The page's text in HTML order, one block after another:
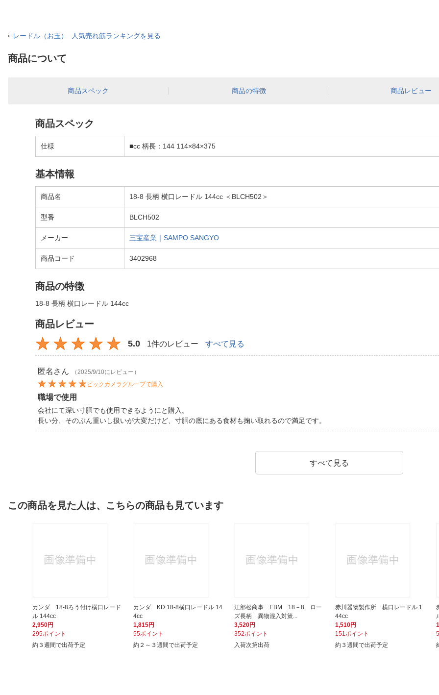
レードル（お玉） 人気売れ筋ランキングを見る
商品について
商品スペック 商品の特徴 商品レビュー
商品スペック
仕様 ■cc 柄長：144 114×84×375
基本情報
商品名 18-8 長柄 横口レードル 144cc ＜BLCH502＞
型番 BLCH502
メーカー 三宝産業｜SAMPO SANGYO
商品コード 3402968
商品の特徴
18-8 長柄 横口レードル 144cc
商品レビュー
5.0 1件のレビュー すべて見る
匿名 さん
（2025/9/10にレビュー）
ビックカメラグループで購入
職場で使用
会社にて深い寸胴でも使用できるようにと購入。
長い分、そのぶん重いし扱いが大変だけど、寸胴の底にある食材も掬い取れるので満足です。
すべて見る
この商品を見た人は、こちらの商品も見ています
カンダ 18-8ろう付け横口レード
ル 144cc
2,950円
295ポイント
約３週間で出荷予定
カンダ KD 18-8横口レードル 14
4cc
1,815円
55ポイント
約２～３週間で出荷予定
江部松商事 EBM 18－8 ロー
ズ長柄 異物混入対策...
3,520円
352ポイント
入荷次第出荷
赤川器物製作所 横口レードル 1
44cc
1,510円
151ポイント
約３週間で出荷予定